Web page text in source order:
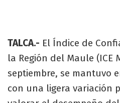
TALCA.- El Índice de
la Región del Maule (ICE
septiembre, se mantuvo
con una ligera variación